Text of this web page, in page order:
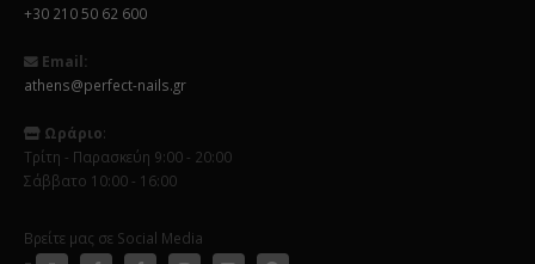
+30 210 50 62 600
Email:
athens@perfect-nails.gr
Ωράριο:
Τρίτη - Παρασκεύη 9:00 - 20:00
Σάββατο 10:00 - 16:00
Βρείτε μας σε Social Media